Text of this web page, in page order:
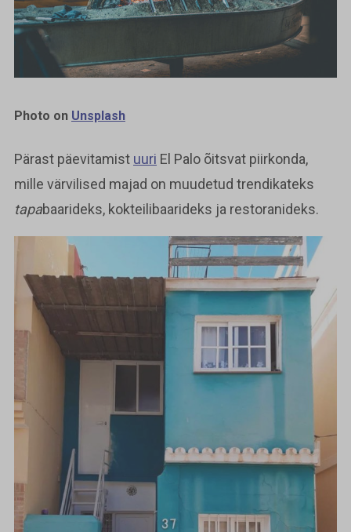
Photo on Unsplash
Pärast päevitamist uuri El Palo õitsvat piirkonda,
mille värvilised majad on muudetud trendikateks
tapabaarideks, kokteilibaarideks ja restoranideks.